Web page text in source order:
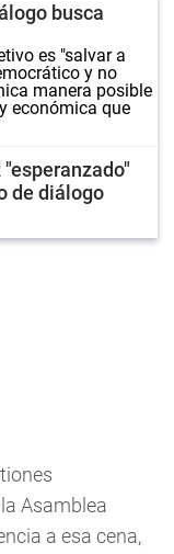
busca
es "salvar a
y no
manera posible
económica que
de diálogo
Asamblea
a esa cena,